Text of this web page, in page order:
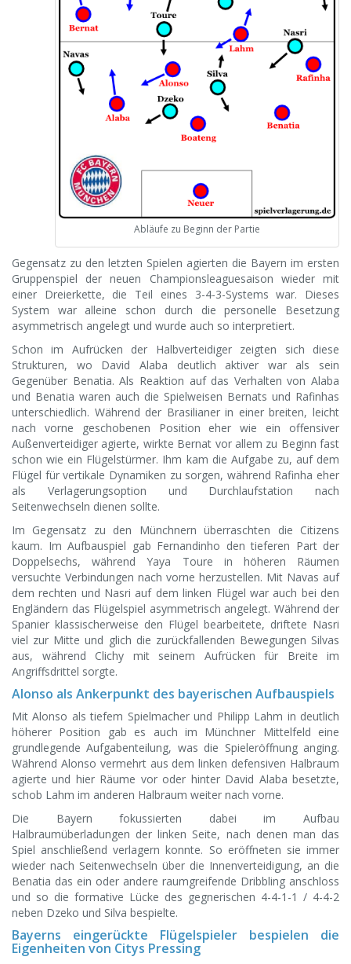
Abläufe zu Beginn der Partie
Gegensatz zu den letzten Spielen agierten die Bayern im ersten
Gruppenspiel der neuen Championsleaguesaison wieder mit
einer Dreierkette, die Teil eines 3-4-3-Systems war. Dieses
System war alleine schon durch die personelle Besetzung
asymmetrisch angelegt und wurde auch so interpretiert.
Schon im Aufrücken der Halbverteidiger zeigten sich diese
Strukturen, wo David Alaba deutlich aktiver war als sein
Gegenüber Benatia. Als Reaktion auf das Verhalten von Alaba
und Benatia waren auch die Spielweisen Bernats und Rafinhas
unterschiedlich. Während der Brasilianer in einer breiten, leicht
nach vorne geschobenen Position eher wie ein offensiver
Außenverteidiger agierte, wirkte Bernat vor allem zu Beginn fast
schon wie ein Flügelstürmer. Ihm kam die Aufgabe zu, auf dem
Flügel für vertikale Dynamiken zu sorgen, während Rafinha eher
als Verlagerungsoption und Durchlaufstation nach
Seitenwechseln dienen sollte.
Im Gegensatz zu den Münchnern überraschten die Citizens
kaum. Im Aufbauspiel gab Fernandinho den tieferen Part der
Doppelsechs, während Yaya Toure in höheren Räumen
versuchte Verbindungen nach vorne herzustellen. Mit Navas auf
dem rechten und Nasri auf dem linken Flügel war auch bei den
Engländern das Flügelspiel asymmetrisch angelegt. Während der
Spanier klassischerweise den Flügel bearbeitete, driftete Nasri
viel zur Mitte und glich die zurückfallenden Bewegungen Silvas
aus, während Clichy mit seinem Aufrücken für Breite im
Angriffsdrittel sorgte.
Alonso als Ankerpunkt des bayerischen Aufbauspiels
Mit Alonso als tiefem Spielmacher und Philipp Lahm in deutlich
höherer Position gab es auch im Münchner Mittelfeld eine
grundlegende Aufgabenteilung, was die Spieleröffnung anging.
Während Alonso vermehrt aus dem linken defensiven Halbraum
agierte und hier Räume vor oder hinter David Alaba besetzte,
schob Lahm im anderen Halbraum weiter nach vorne.
Die Bayern fokussierten dabei im Aufbau
Halbraumüberladungen der linken Seite, nach denen man das
Spiel anschließend verlagern konnte. So eröffneten sie immer
wieder nach Seitenwechseln über die Innenverteidigung, an die
Benatia das ein oder andere raumgreifende Dribbling anschloss
und so die formative Lücke des gegnerischen 4-4-1-1 / 4-4-2
neben Dzeko und Silva bespielte.
Bayerns eingerückte Flügelspieler bespielen die
Eigenheiten von Citys Pressing